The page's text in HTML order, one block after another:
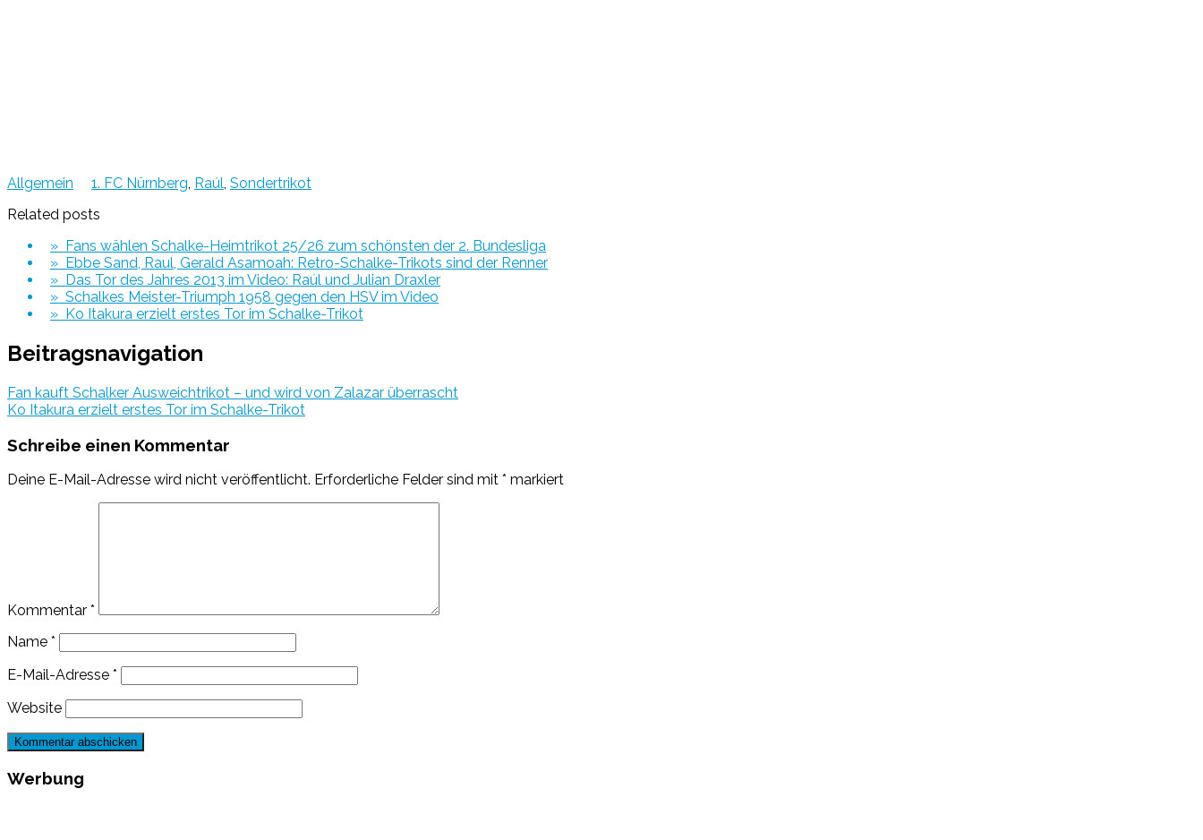
Allgemein 1. FC Nürnberg, Raúl, Sondertrikot
Related posts
» Fans wählen Schalke-Heimtrikot 25/26 zum schönsten der 2. Bundesliga
» Ebbe Sand, Raul, Gerald Asamoah: Retro-Schalke-Trikots sind der Renner
» Das Tor des Jahres 2013 im Video: Raúl und Julian Draxler
» Schalkes Meister-Triumph 1958 gegen den HSV im Video
» Ko Itakura erzielt erstes Tor im Schalke-Trikot
Beitragsnavigation
Fan kauft Schalker Ausweichtrikot – und wird von Zalazar überrascht
Ko Itakura erzielt erstes Tor im Schalke-Trikot
Schreibe einen Kommentar
Deine E-Mail-Adresse wird nicht veröffentlicht. Erforderliche Felder sind mit * markiert
Kommentar *
Name *
E-Mail-Adresse *
Website
Werbung